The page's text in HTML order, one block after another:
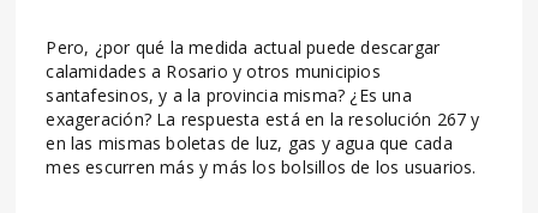
Pero, ¿por qué la medida actual puede descargar
calamidades a Rosario y otros municipios
santafesinos, y a la provincia misma? ¿Es una
exageración? La respuesta está en la resolución 267 y
en las mismas boletas de luz, gas y agua que cada
mes escurren más y más los bolsillos de los usuarios.